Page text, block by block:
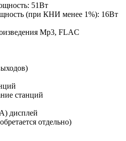
51Вт
(при КНИ менее 1%): 16Вт
Mp3, FLAC
станций
дисплей
отдельно)